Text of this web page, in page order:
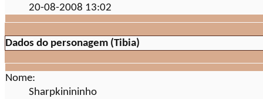
20-08-2008 13:02
Dados do personagem (Tibia)
Nome:
Sharpkinininho